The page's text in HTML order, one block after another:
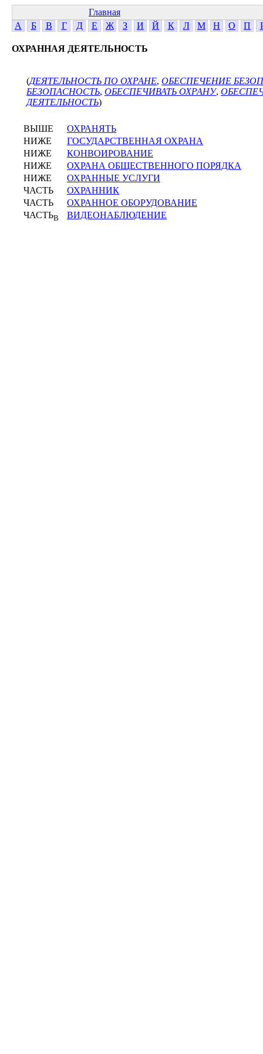
Главная
А
Б В Г Д Е Ж З И Й К Л М Н О П
ОХРАННАЯ ДЕЯТЕЛЬНОСТЬ
(ДЕЯТЕЛЬНОСТЬ ПО ОХРАНЕ, ОБЕСПЕЧЕНИЕ
БЕЗОПАСНОСТЬ, ОБЕСПЕЧИВАТЬ ОХРАНУ,
ДЕЯТЕЛЬНОСТЬ)
ВЫШЕ
ОХРАНЯТЬ
НИЖЕ
ГОСУДАРСТВЕННАЯ ОХРАНА
НИЖЕ
КОНВОИРОВАНИЕ
НИЖЕ
ОХРАНА ОБЩЕСТВЕННОГО ПОРЯДКА
НИЖЕ
ОХРАННЫЕ УСЛУГИ
ЧАСТЬ
ОХРАННИК
ЧАСТЬ
ОХРАННОЕ ОБОРУДОВАНИЕ
ЧАСТЬВ ВИДЕОНАБЛЮДЕНИЕ